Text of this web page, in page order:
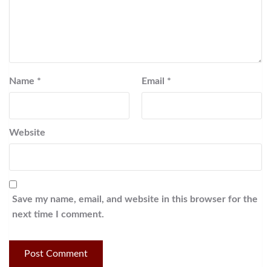
Name * Email *
Website
Save my name, email, and website in this browser for the
next time I comment.